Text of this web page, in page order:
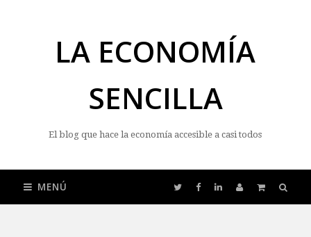
LA ECONOMÍA
SENCILLA
El blog que hace la economía accesible a casi todos
MENÚ